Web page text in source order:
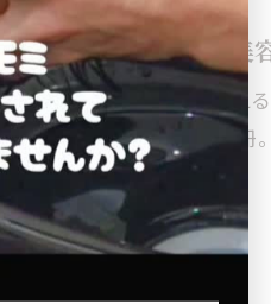
書】本が借りられる美
だけでなく「本と出会え
らしいテーマで選んだ1冊
2人OK◎お子さん
ズカットデビュー
料、暴れる、泣く
す。